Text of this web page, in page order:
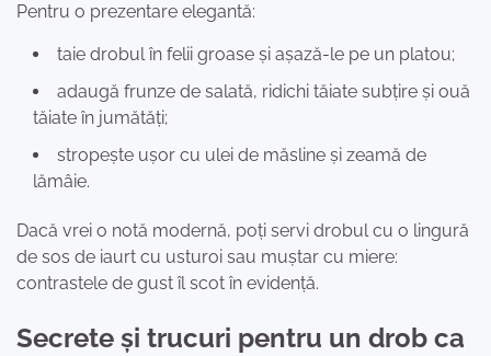
Pentru o prezentare elegantă:
taie drobul în felii groase și așază-le pe un platou;
adaugă frunze de salată, ridichi tăiate subțire și ouă
tăiate în jumătăți;
stropește ușor cu ulei de măsline și zeamă de
lămâie.
Dacă vrei o notă modernă, poți servi drobul cu o lingură
de sos de iaurt cu usturoi sau muștar cu miere:
contrastele de gust îl scot în evidență.
Secrete și trucuri pentru un drob ca